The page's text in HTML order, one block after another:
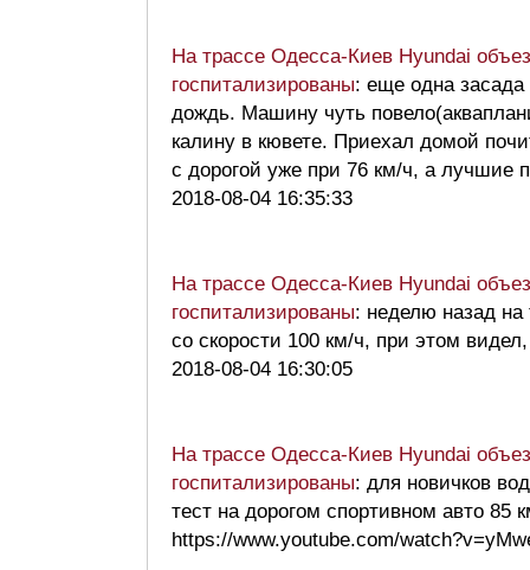
На трассе Одесса-Киев Hyundai
госпитализированы: еще одна
дождь. Машину чуть
калину в кювете. Приехал домой
с дорогой уже при 76 км/ч, а лучшие
2018-08-04 16:35:33
На трассе Одесса-Киев Hyundai
госпитализированы: неделю назад
со скорости 100 км/ч, при этом
2018-08-04 16:30:05
На трассе Одесса-Киев Hyundai
госпитализированы: для новичков
тест на дорогом спортивном авто
https://www.youtube.com/